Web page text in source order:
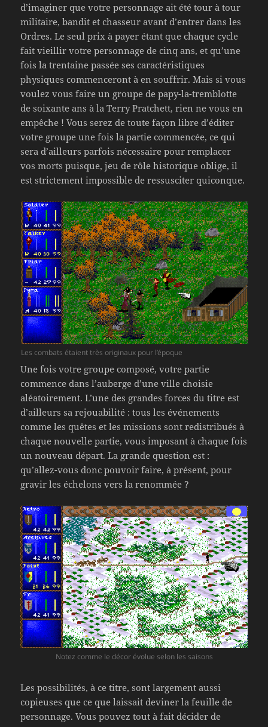
d’imaginer que votre personnage ait été tour à tour
militaire, bandit et chasseur avant d’entrer dans les
Ordres. Le seul prix à payer étant que chaque cycle
fait vieillir votre personnage de cinq ans, et qu’une
fois la trentaine passée ses caractéristiques
physiques commenceront à en souffrir. Mais si vous
voulez vous faire un groupe de papy-la-tremblotte
de soixante ans à la Terry Pratchett, rien ne vous en
empêche ! Vous serez de toute façon libre d’éditer
votre groupe une fois la partie commencée, ce qui
sera d’ailleurs parfois nécessaire pour remplacer
vos morts puisque, jeu de rôle historique oblige, il
est strictement impossible de ressusciter quiconque.
Les combats étaient très originaux pour l’époque
Une fois votre groupe composé, votre partie
commence dans l’auberge d’une ville choisie
aléatoirement. L’une des grandes forces du titre est
d’ailleurs sa rejouabilité : tous les événements
comme les quêtes et les missions sont redistribués à
chaque nouvelle partie, vous imposant à chaque fois
un nouveau départ. La grande question est :
qu’allez-vous donc pouvoir faire, à présent, pour
gravir les échelons vers la renommée ?
Notez comme le décor évolue selon les saisons
Les possibilités, à ce titre, sont largement aussi
copieuses que ce que laissait deviner la feuille de
personnage. Vous pouvez tout à fait décider de